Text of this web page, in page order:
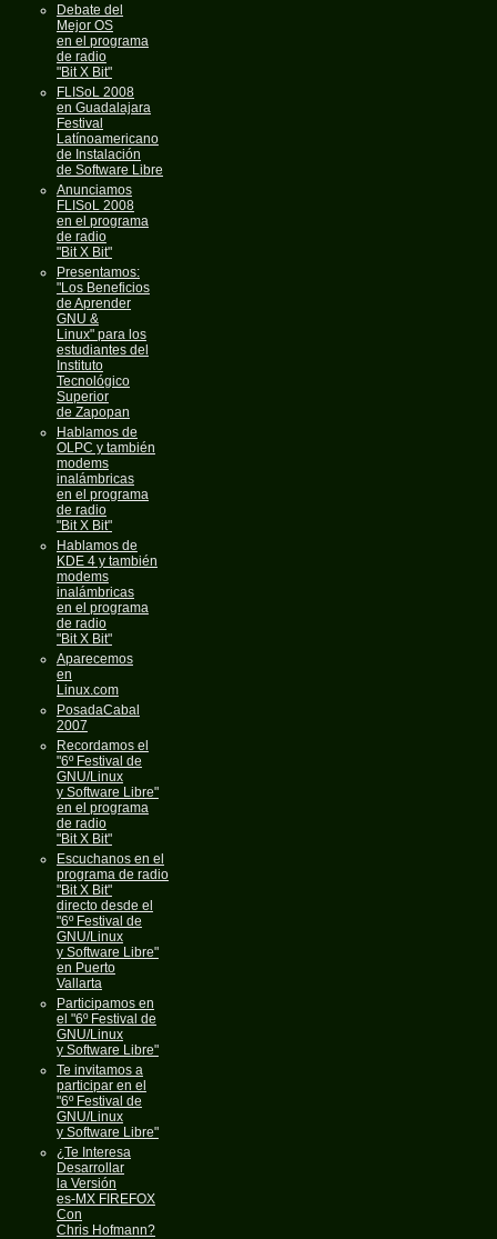
Debate del
Mejor OS
en el programa
de radio
"Bit X Bit"
FLISoL 2008
en Guadalajara
Festival
Latínoamericano
de Instalación
de Software Libre
Anunciamos
FLISoL 2008
en el programa
de radio
"Bit X Bit"
Presentamos:
"Los Beneficios
de Aprender
GNU &
Linux" para los
estudiantes del
Instituto
Tecnológico
Superior
de Zapopan
Hablamos de
OLPC y también
modems
inalámbricas
en el programa
de radio
"Bit X Bit"
Hablamos de
KDE 4 y también
modems
inalámbricas
en el programa
de radio
"Bit X Bit"
Aparecemos
en
Linux.com
PosadaCabal
2007
Recordamos el
"6º Festival de
GNU/Linux
y Software Libre"
en el programa
de radio
"Bit X Bit"
Escuchanos en el
programa de radio
"Bit X Bit"
directo desde el
"6º Festival de
GNU/Linux
y Software Libre"
en Puerto
Vallarta
Participamos en
el "6º Festival de
GNU/Linux
y Software Libre"
Te invitamos a
participar en el
"6º Festival de
GNU/Linux
y Software Libre"
¿Te Interesa
Desarrollar
la Versión
es-MX FIREFOX
Con
Chris Hofmann?